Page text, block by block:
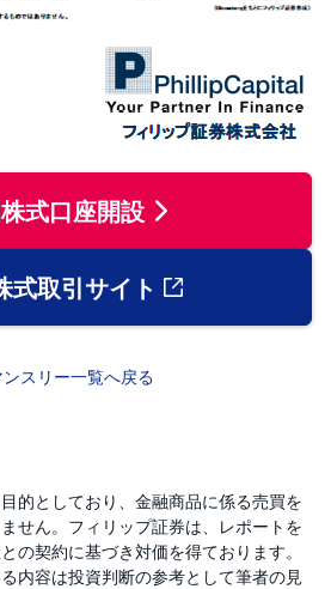
式口座開設
式取引サイト
スリー一覧へ戻る
的としており、金融商品に係る売買を
せん。フィリップ証券は、レポートを
の契約に基づき対価を得ております。
内容は投資判断の参考として筆者の見